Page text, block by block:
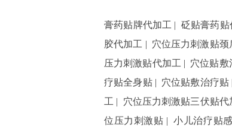
膏药贴牌代加工 | 砭贴膏药贴
胶代加工 | 穴位压力刺激贴颈
压力刺激贴代加工 | 穴位贴敷
疗贴全身贴| 穴位贴敷治疗贴
工 | 穴位压力刺激贴三伏贴代
位压力刺激贴 |小儿治疗贴